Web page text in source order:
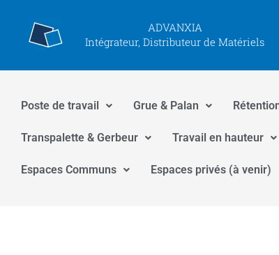
contenu
ADVANXIA
Intégrateur, Distributeur de Matériels
Poste de travail Grue & Palan
Transpalette & Gerbeur Travail en hauteur
Espaces Communs Espaces privés (à venir)